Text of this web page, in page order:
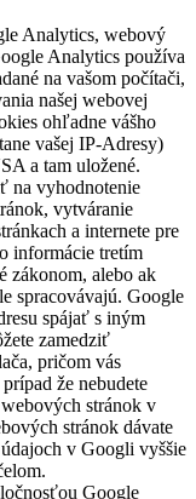
Analytics, webový
Analytics používa
na vašom počítači,
našej webovej
ohľadne vášho
vašej IP-Adresy)
a tam uložené.
na vyhodnotenie
vytváranie
a internete pre
informácie tretím
zákonom, alebo ak
spracovávajú. Google
spájať s iným
zamedziť
pričom vás
že nebudete
stránok v
stránok dávate
v Googli vyššie
Google